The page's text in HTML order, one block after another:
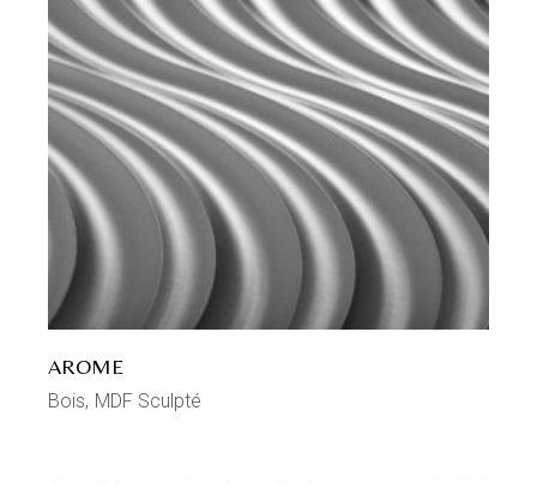
AROME
Bois MDF Sculpté